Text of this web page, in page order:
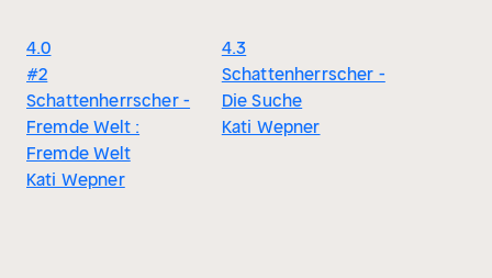
4.0
#2
Schattenherrscher -
Fremde Welt :
Fremde Welt
Kati Wepner
4.3
Schattenherrscher -
Die Suche
Kati Wepner